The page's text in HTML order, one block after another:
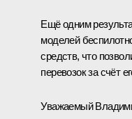
Ещё одним
моделей
средств, что
перевозок за счёт
Уважаемый